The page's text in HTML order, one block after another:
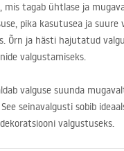
mis tagab ühtlase ja
pika kasutusea ja suure
Õrn ja hästi hajutatud
valgustamiseks.
valguse suunda
seinavalgusti sobib
valgustuseks.